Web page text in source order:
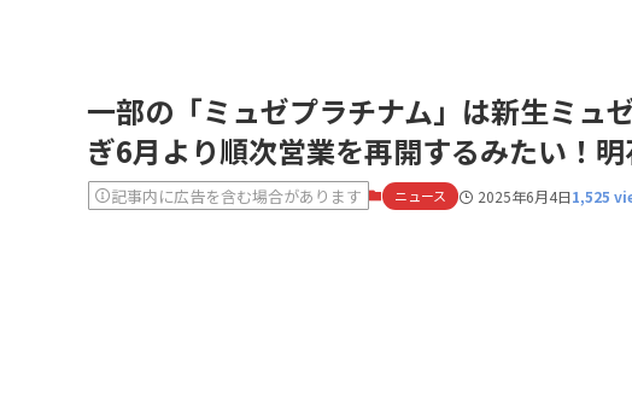
一部の「ミュゼプラチナム」は新生ミュ
ぎ6月より順次営業を再開するみたい！
記事内に広告を含む場合があります ニュース 2025年6月4日1,525